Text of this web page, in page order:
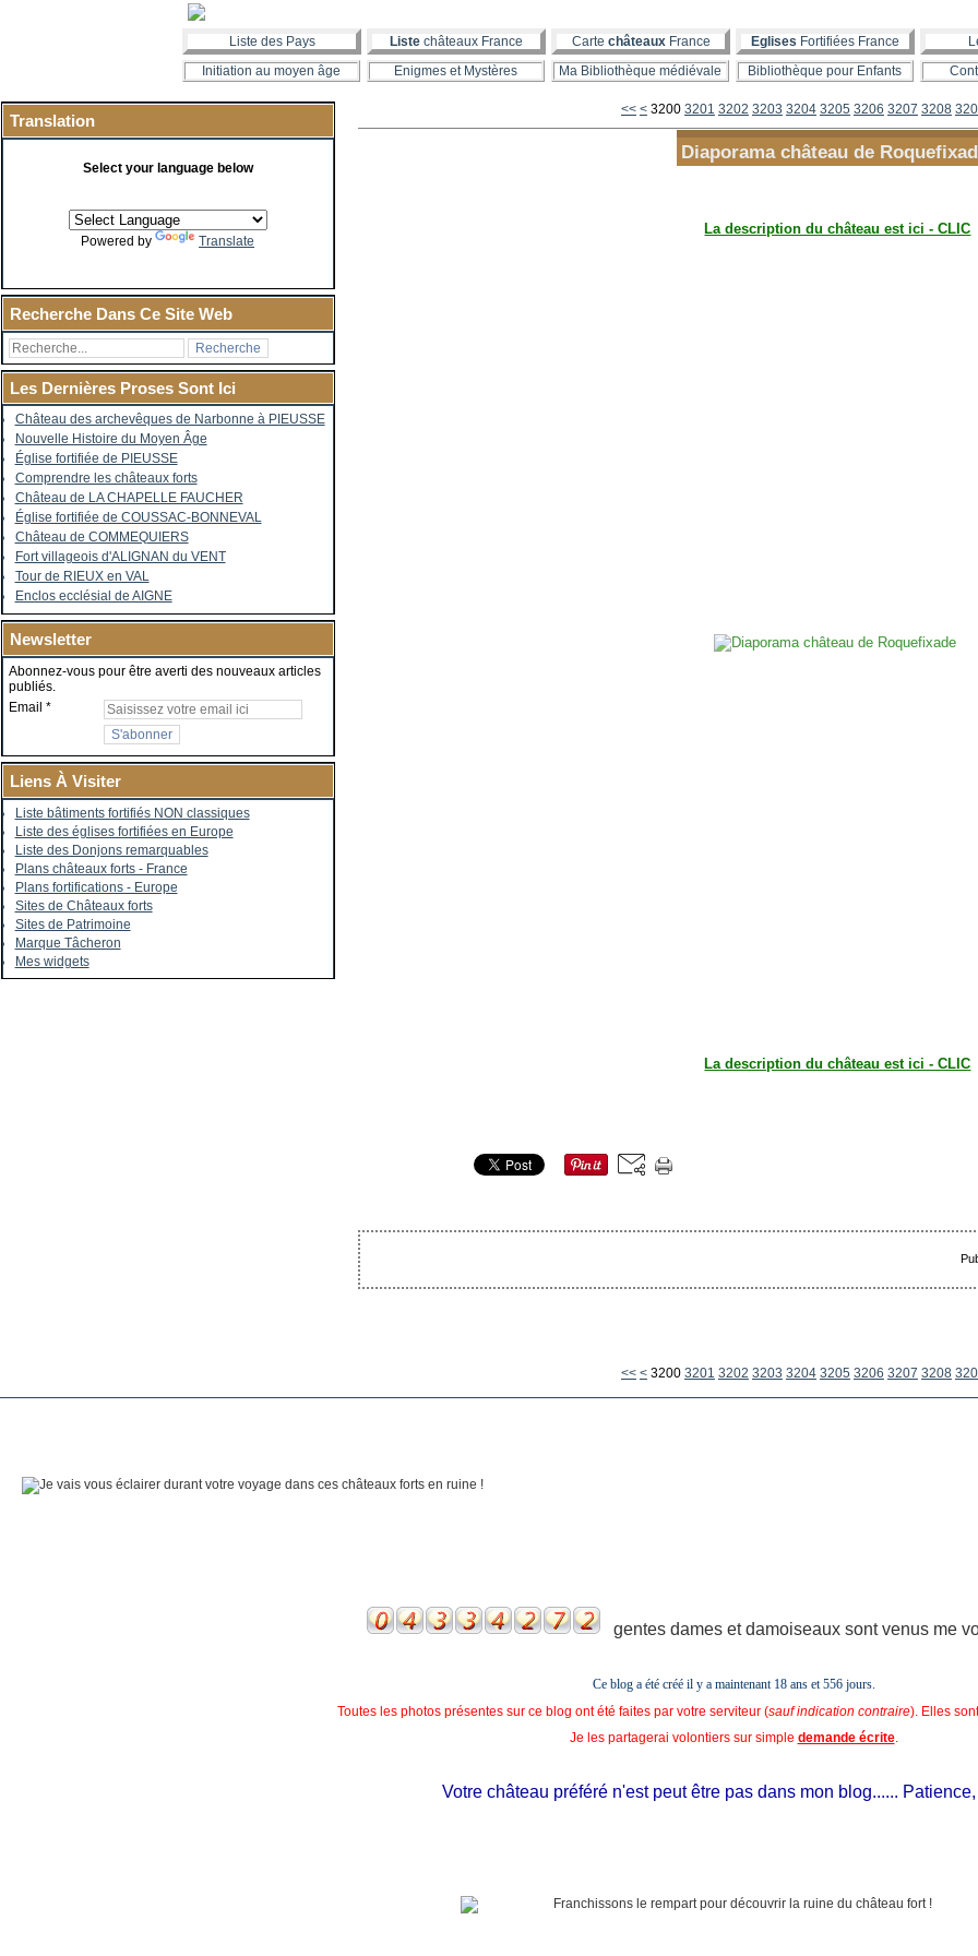
Liste des Pays Liste châteaux France Carte châteauxFrance Eglises Fortifiées France
Initiation au moyen âge
Enigmes et Mystères Ma Bibliothèque médiévale Bibliothèque pour Enfants
Translation
Select your language below
Powered by Translate
Recherche Dans Ce Site Web
Les Dernières Proses Sont Ici
Château des archevêques de Narbonne à PIEUSSE
Nouvelle Histoire du Moyen Âge
Église fortifiée de PIEUSSE
Comprendre les châteaux forts
Château de LA CHAPELLE FAUCHER
Église fortifiée de COUSSAC-BONNEVAL
Château de COMMEQUIERS
Fort villageois d'ALIGNAN du VENT
Tour de RIEUX en VAL
Enclos ecclésial de AIGNE
Newsletter
Abonnez-vous pour être averti des nouveaux articles
publiés.
Email
Liens À Visiter
Liste bâtiments fortifiés NON classiques
Liste des églises fortifiées en Europe
Liste des Donjons remarquables
Plans châteaux forts - France
Plans fortifications - Europe
Sites de Châteaux forts
Sites de Patrimoine
Marque Tâcheron
Mes widgets
<< < 3200 3201 3202 3203 3204 3205 3206 3207 3208
Diaporama château de
La description du château est ici - CLIC
La description du château est ici - CLIC
<< < 3200 3201 3202 3203 3204 3205 3206 3207 3208
gentes dames et damoiseaux sont venus me
Ce blog a été créé il y a maintenant 18 ans et556 jours.
Toutes les photos présentes sur ce blog ont été faites par votre serviteur (sauf indication contraire). Elles
Je les partagerai volontiers sur simple demande écrite.
Votre château préféré n'est peut être pas dans mon blog...... Patience,